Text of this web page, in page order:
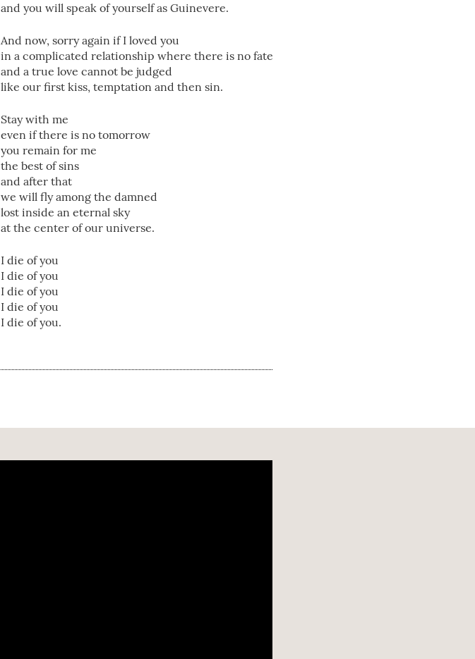
and you will speak of yourself as Guinevere.
And now, sorry again if I loved you
in a complicated relationship where there is no fate
and a true love cannot be judged
like our first kiss, temptation and then sin.
Stay with me
even if there is no tomorrow
you remain for me
the best of sins
and after that
we will fly among the damned
lost inside an eternal sky
at the center of our universe.
I die of you
I die of you
I die of you
I die of you
I die of you.